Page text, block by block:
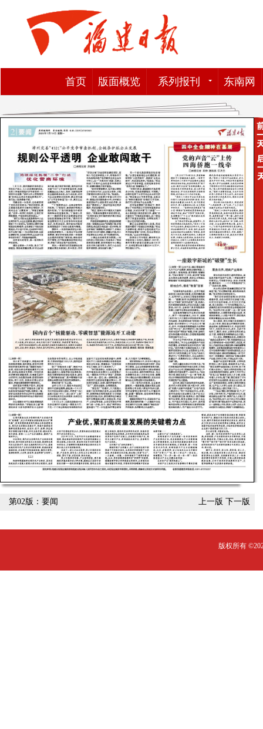
首页 版面概览 系列报刊 东南网
第02版：要闻 上一版 下一版
版权所有